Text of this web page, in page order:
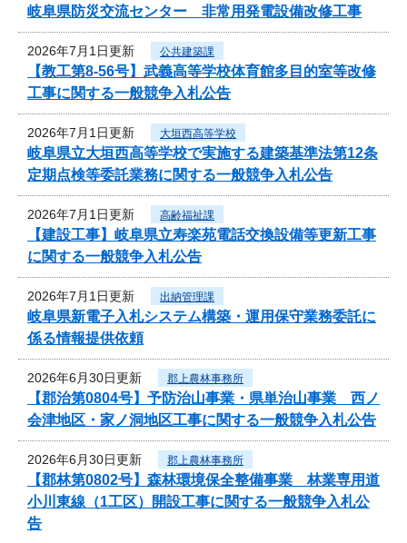
岐阜県防災交流センター 非常用発電設備改修工事
2026年7月1日更新 公共建築課
【教工第8-56号】武義高等学校体育館多目的室等改修
工事に関する一般競争入札公告
2026年7月1日更新 大垣西高等学校
岐阜県立大垣西高等学校で実施する建築基準法第12条
定期点検等委託業務に関する一般競争入札公告
2026年7月1日更新 高齢福祉課
【建設工事】岐阜県立寿楽苑電話交換設備等更新工事
に関する一般競争入札公告
2026年7月1日更新 出納管理課
岐阜県新電子入札システム構築・運用保守業務委託に
係る情報提供依頼
2026年6月30日更新 郡上農林事務所
【郡治第0804号】予防治山事業・県単治山事業 西ノ
会津地区・家ノ洞地区工事に関する一般競争入札公告
2026年6月30日更新 郡上農林事務所
【郡林第0802号】森林環境保全整備事業 林業専用道
小川東線（1工区）開設工事に関する一般競争入札公
告